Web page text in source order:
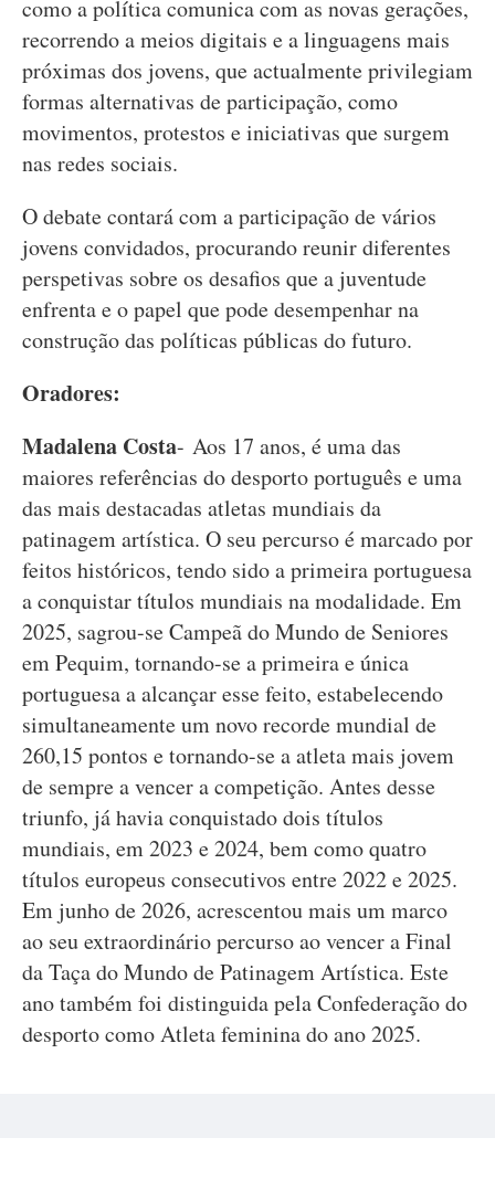
como a política comunica com as novas gerações,
recorrendo a meios digitais e a linguagens mais
próximas dos jovens, que actualmente privilegiam
formas alternativas de participação, como
movimentos, protestos e iniciativas que surgem
nas redes sociais.
O debate contará com a participação de vários
jovens convidados, procurando reunir diferentes
perspetivas sobre os desafios que a juventude
enfrenta e o papel que pode desempenhar na
construção das políticas públicas do futuro.
Oradores:
Madalena Costa- Aos 17 anos, é uma das
maiores referências do desporto português e uma
das mais destacadas atletas mundiais da
patinagem artística. O seu percurso é marcado por
feitos históricos, tendo sido a primeira portuguesa
a conquistar títulos mundiais na modalidade. Em
2025, sagrou-se Campeã do Mundo de Seniores
em Pequim, tornando-se a primeira e única
portuguesa a alcançar esse feito, estabelecendo
simultaneamente um novo recorde mundial de
260,15 pontos e tornando-se a atleta mais jovem
de sempre a vencer a competição. Antes desse
triunfo, já havia conquistado dois títulos
mundiais, em 2023 e 2024, bem como quatro
títulos europeus consecutivos entre 2022 e 2025.
Em junho de 2026, acrescentou mais um marco
ao seu extraordinário percurso ao vencer a Final
da Taça do Mundo de Patinagem Artística. Este
ano também foi distinguida pela Confederação do
desporto como Atleta feminina do ano 2025.